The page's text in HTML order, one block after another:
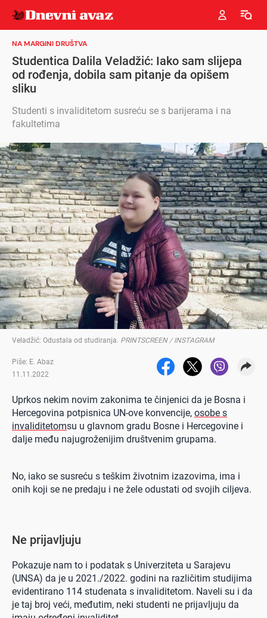
NA MARGINI DRUŠTVA
Studentica Dalila Veladžić: Iako sam slijepa
od rođenja, dobila sam pitanje da opišem
sliku
Studenti s invaliditetom susreću se s barijerama i na
fakultetima
Veladžić: Odustala od studiranja PRINTSCREEN / INSTAGRAM
Piše: E. Abaz
11.11.2022
Uprkos nekim novim zakonima te činjenici da je Bosna i
Hercegovina potpisnica UN-ove konvencije, osobe s
invaliditetomsu u glavnom gradu Bosne i Hercegovine i
dalje među najugroženijim društvenim grupama.
No, iako se susreću s teškim životnim izazovima, ima i
onih koji se ne predaju i ne žele odustati od svojih ciljeva.
Ne prijavljuju
Pokazuje nam to i podatak s Univerziteta u Sarajevu
(UNSA) da je u 2021./2022. godini na različitim studijima
evidentirano 114 studenata s invaliditetom. Naveli su i da
je taj broj veći, međutim, neki studenti ne prijavljuju da